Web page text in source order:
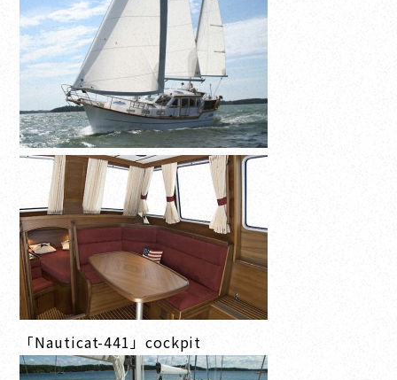
「Nauticat-441」cockpit